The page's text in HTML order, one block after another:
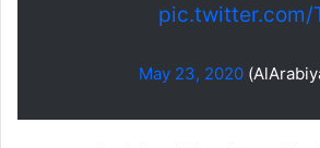
pic.twitter.com/
May 23, 2020